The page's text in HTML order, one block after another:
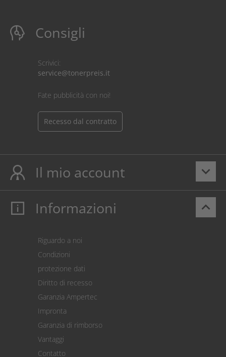
Consigli
Scrivici:
service@tonerpreis.it
Fate pubblicità con noi!
Recesso dal contratto
keyboard_arrow_down
Il mio account
Il mio account
Pagamento
Restituzione della merce
Calcolatore dei costi
Impostazioni dei cookie
keyboard_arrow_up
Informazioni
Riguardo a noi
Condizioni
protezione dati
Diritto di recesso
Garanzia Ampertec
Impronta
Garanzia di rimborso
Vantaggi
Contatto